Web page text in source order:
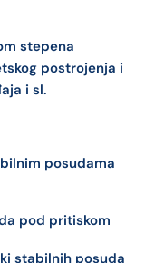
stepena
postrojenja i
i sl.
posudama
pod pritiskom
stabilnih posuda